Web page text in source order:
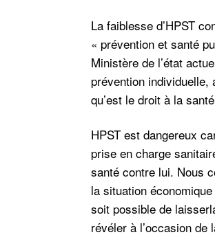
La faiblesse d’HPST
« prévention et santé
Ministère de l’état
prévention individuelle,
qu’est le droit à la
HPST est dangereux
prise en charge
santé contre lui. Nous
la situation
soit possible de
révéler à l’occasion de